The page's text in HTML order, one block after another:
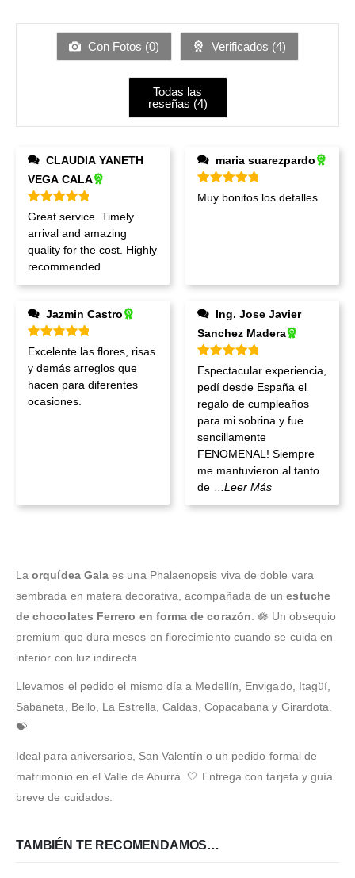
Con Fotos (0) Verificados (4)
Todas las
reseñas (4)
VEGA CALA
Valorado en 5de 5
Great service. Timely
arrival and amazing
quality for the cost. Highly
recommended
maria suarezpardo
Valorado en de 5
Muy bonitos los detalles
Jazmin Castro
Valorado en 5
Excelente las flores, risas
y demás arreglos que
hacen para diferentes
ocasiones.
Sanchez Madera
Valorado en de 5
Espectacular experiencia,
pedí desde España el
regalo de cumpleaños
para mi sobrina y fue
sencillamente
FENOMENAL! Siempre
me mantuvieron al tanto
de
...Leer Más
Laorquídea Gala es una Phalaenopsis viva de doble vara
sembrada en matera decorativa, acompañada de unestuche
de chocolates Ferrero en forma de corazón . 🪷 Un obsequio
premium que dura meses en florecimiento cuando se cuida en
interior con luz indirecta.
Llevamos el pedido el mismo día a Medellín, Envigado, Itagüí,
Sabaneta, Bello, La Estrella, Caldas, Copacabana y Girardota.
💝
Ideal para aniversarios, San Valentín o un pedido formal de
matrimonio en el Valle de Aburrá. 🤍 Entrega con tarjeta y guía
breve de cuidados.
TAMBIÉN TE RECOMENDAMOS…